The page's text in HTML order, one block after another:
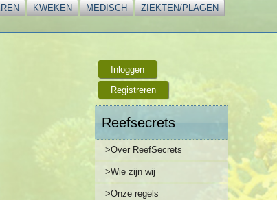
KWEKEN MEDISCH
ZIEKTEN/PLAGEN
Inloggen
Registreren
Reefsecrets
>Over ReefSecrets
>Wie zijn wij
>Onze regels